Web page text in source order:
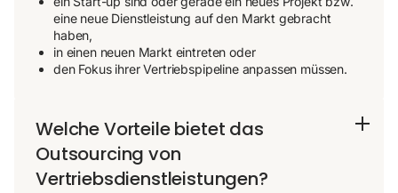
eine neue Dienstleistung auf den Markt gebracht
haben,
in einen neuen Markt eintreten oder
den Fokus ihrer Vertriebspipeline anpassen müssen.
Welche Vorteile bietet das
Outsourcing von
Vertriebsdienstleistungen?